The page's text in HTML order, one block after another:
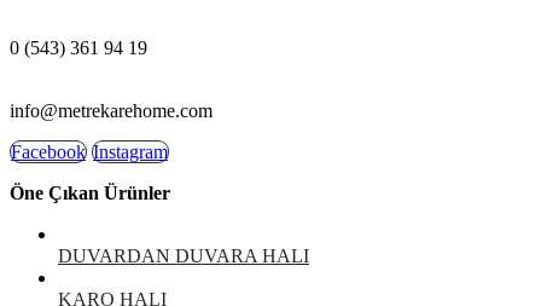
0 (543) 361 94 19
info@metrekarehome.com
Facebook Instagram
Öne Çıkan Ürünler
DUVARDAN DUVARA HALI
KARO HALI